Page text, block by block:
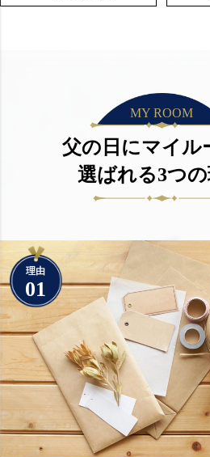
MY ROOM
父の日にマイル
選ばれる3つ
理由
01